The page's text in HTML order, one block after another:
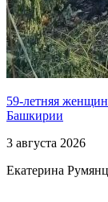
59-летняя
Башкирии
3 августа 2026
Екатерина